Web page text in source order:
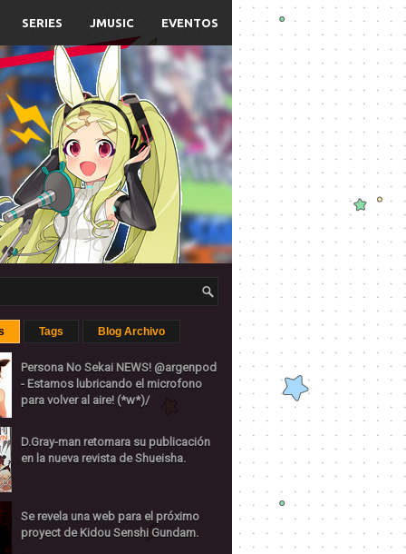
SERIES JMUSIC EVENTOS
Tags Blog Archivo
Persona No Sekai NEWS! @argenpod
- Estamos lubricando el microfono
para volver al aire! (*w*)/
D.Gray-man retomara su publicación
en la nueva revista de Shueisha.
Se revela una web para el próximo
proyect de Kidou Senshi Gundam.